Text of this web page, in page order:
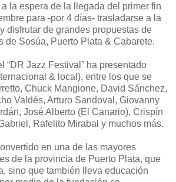
la espera de la llegada del primer fin
para -por 4 días- trasladarse a la
disfrutar de grandes propuestas de
de Sosúa, Puerto Plata & Cabarete.
“DR Jazz Festival” ha presentado
& local), entre los que se
Chuck Mangione, David Sánchez,
Valdés, Arturo Sandoval, Giovanny
José Alberto (El Canario), Crispín
Rafelito Mirabal y muchos más.
en una de las mayores
de la provincia de Puerto Plata, que
sino que también lleva educación